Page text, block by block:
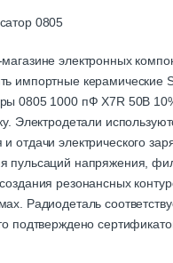
0805
электронных
импортные керамические
0805 1000 пФ X7R 50В
Электродетали
отдачи электрического
пульсаций напряжения,
резонансных
Радиодеталь
подтверждено